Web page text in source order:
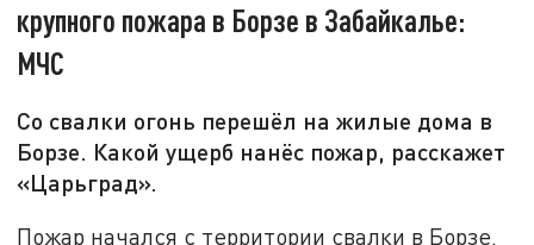
крупного пожара в Борзе в Забайкалье:
МЧС
Со свалки огонь перешёл на жилые дома в
Борзе. Какой ущерб нанёс пожар, расскажет
«Царьград».
Пожар начался с территории свалки в Борзе.